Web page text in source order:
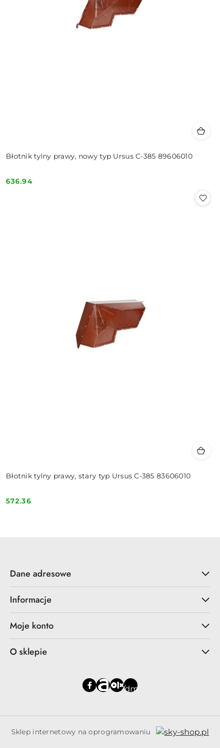
Błotnik tylny prawy, nowy typ Ursus C-385 89606010
Cena:
636.94
Błotnik tylny prawy, stary typ Ursus C-385 83606010
Cena:
572.36
Dane adresowe
Informacje
Moje konto
O sklepie
Sklep internetowy na oprogramowaniu